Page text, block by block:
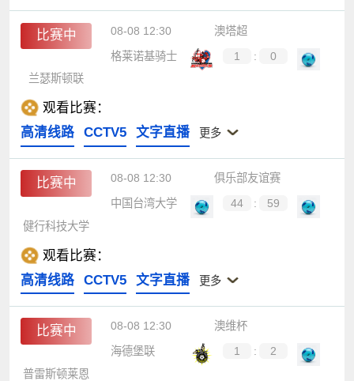
比赛中 08-08 12:30
澳塔超
格莱诺基骑士
1 :
0
兰瑟斯顿联
观看比赛：
高清线路
CCTV5 文字直播 更多
比赛中 08-08 12:30
俱乐部友谊赛
中国台湾大学
44 :
59
健行科技大学
观看比赛：
高清线路
CCTV5 文字直播 更多
比赛中 08-08 12:30
澳维杯
海德堡联
1 :
2
普雷斯顿莱恩